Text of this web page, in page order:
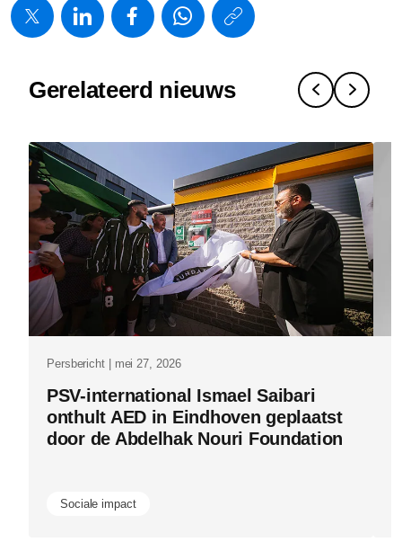
https://
naar-
waarom-
innovatie-
een-
keten-
van-
is.html
Gerelateerd nieuws
Persbericht | mei 27, 2026
PSV-international Ismael Saibari
onthult AED in Eindhoven geplaatst
door de Abdelhak Nouri Foundation
Sociale impact